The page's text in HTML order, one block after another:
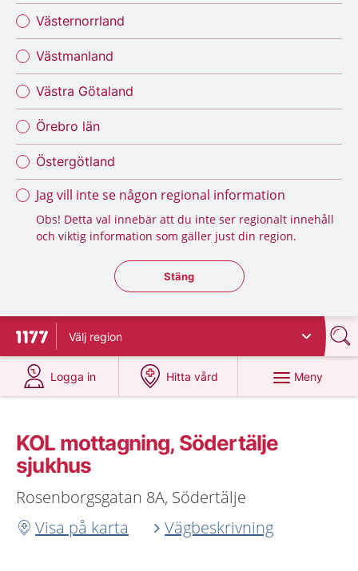
Västernorrland
Västmanland
Västra Götaland
Örebro län
Östergötland
Jag vill inte se någon regional information
Obs! Detta val innebär att du inte ser regionalt innehåll
och viktig information som gäller just din region.
Stäng regionsväljaren
Stäng
Till startsidan för 1177
Välj region
Logga in
på 1177.se
Hitta vård
på 1177.se
Meny
KOL mottagning, Södertälje
sjukhus
Rosenborgsgatan 8A, Södertälje
Visa på karta
Vägbeskrivning